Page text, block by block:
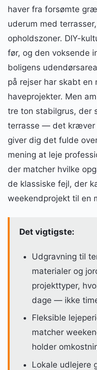
haver fra forsømte
uderum med
opholdszoner. DIY-
før, og den voksende
boligens
på rejser har skabt en
haveprojekter. Men
tre ton stabilgrus, der
terrasse — det kræver
giver dig det fulde
mening at leje
der matcher hvilke
de klassiske fejl, der
weekendprojekt til en
Det vigtigste:
Udgravning til
materialer og
projekttyper,
dage — ikke
Fleksible
matcher
holder
Lokale udlejere